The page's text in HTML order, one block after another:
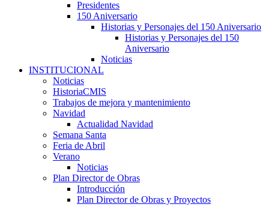
Presidentes
150 Aniversario
Historias y Personajes del 150 Aniversario
Historias y Personajes del 150
Aniversario
Noticias
INSTITUCIONAL
Noticias
HistoriaCMIS
Trabajos de mejora y mantenimiento
Navidad
Actualidad Navidad
Semana Santa
Feria de Abril
Verano
Noticias
Plan Director de Obras
Introducción
Plan Director de Obras y Proyectos